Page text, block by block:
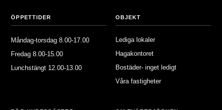
ÖPPETTIDER
Måndag-torsdag 8.00-17.00
Fredag 8.00-15.00
Lunchstängt 12.00-13.00
OBJEKT
Lediga lokaler
Hagakontoret
Bostäder- inget ledigt
Våra fastigheter